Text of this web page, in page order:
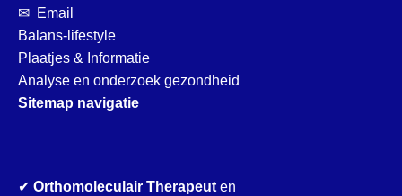
✉ Email
Balans-lifestyle
Plaatjes & Informatie
Analyse en onderzoek gezondheid
Sitemap navigatie
✔ Orthomoleculair Therapeuten